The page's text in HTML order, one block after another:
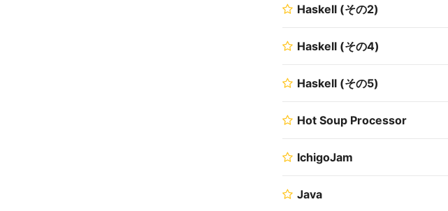
Haskell (その2)
Haskell (その4)
Haskell (その5)
Hot Soup Processor
IchigoJam
Java